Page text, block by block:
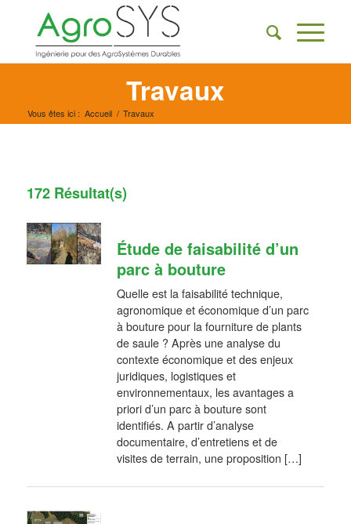
Travaux
Vous êtes ici : Accueil / Travaux
172 Résultat(s)
Étude de faisabilité d’un
parc à bouture
Quelle est la faisabilité technique,
agronomique et économique d’un parc
à bouture pour la fourniture de plants
de saule ? Après une analyse du
contexte économique et des enjeux
juridiques, logistiques et
environnementaux, les avantages a
priori d’un parc à bouture sont
identifiés. A partir d’analyse
documentaire, d’entretiens et de
visites de terrain, une proposition […]